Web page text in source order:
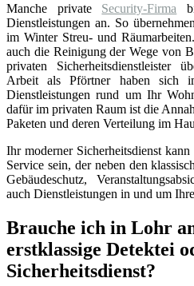
Manche private Security-Firma
Dienstleistungen an. So
im Winter Streu- und
auch die Reinigung der Wege von
privaten Sicherheitsdienstleister
Arbeit als Pförtner haben sich
Dienstleistungen rund um Ihr
dafür im privaten Raum ist die
Paketen und deren Verteilung im
Ihr moderner Sicherheitsdienst
Service sein, der neben den
Gebäudeschutz,
auch Dienstleistungen in und um
Brauche ich in Lohr
erstklassige Detektei
Sicherheitsdienst?